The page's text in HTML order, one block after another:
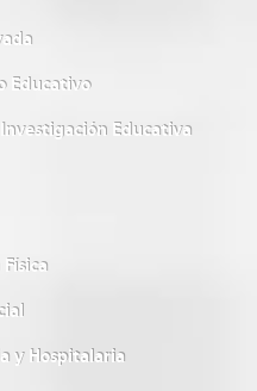
Educativo
Educativa
y Hospitalaria